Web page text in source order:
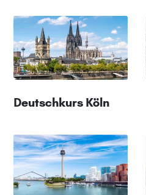
Deutschkurs Köln